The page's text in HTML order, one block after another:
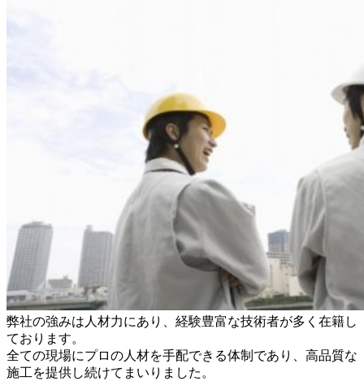
弊社の強みは人材力にあり、経験豊富な技術者が多く在籍し
ております。
全ての現場にプロの人材を手配できる体制であり、高品質な
施工を提供し続けてまいりました。